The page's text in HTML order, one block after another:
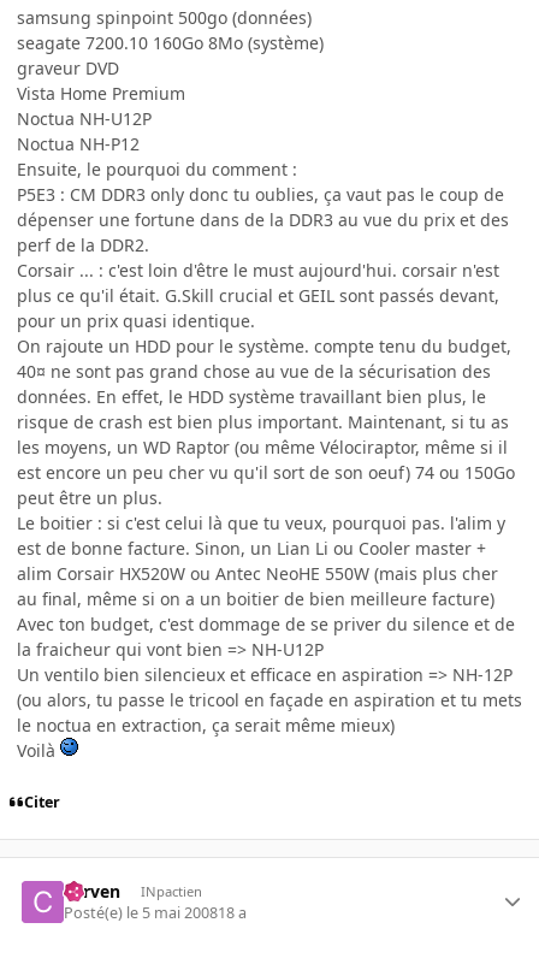
samsung spinpoint 500go (données)
seagate 7200.10 160Go 8Mo (système)
graveur DVD
Vista Home Premium
Noctua NH-U12P
Noctua NH-P12
Ensuite, le pourquoi du comment :
P5E3 : CM DDR3 only donc tu oublies, ça vaut pas le coup de
dépenser une fortune dans de la DDR3 au vue du prix et des
perf de la DDR2.
Corsair ... : c'est loin d'être le must aujourd'hui. corsair n'est
plus ce qu'il était. G.Skill crucial et GEIL sont passés devant,
pour un prix quasi identique.
On rajoute un HDD pour le système. compte tenu du budget,
40¤ ne sont pas grand chose au vue de la sécurisation des
données. En effet, le HDD système travaillant bien plus, le
risque de crash est bien plus important. Maintenant, si tu as
les moyens, un WD Raptor (ou même Vélociraptor, même si il
est encore un peu cher vu qu'il sort de son oeuf) 74 ou 150Go
peut être un plus.
Le boitier : si c'est celui là que tu veux, pourquoi pas. l'alim y
est de bonne facture. Sinon, un Lian Li ou Cooler master +
alim Corsair HX520W ou Antec NeoHE 550W (mais plus cher
au final, même si on a un boitier de bien meilleure facture)
Avec ton budget, c'est dommage de se priver du silence et de
la fraicheur qui vont bien => NH-U12P
Un ventilo bien silencieux et efficace en aspiration => NH-12P
(ou alors, tu passe le tricool en façade en aspiration et tu mets
le noctua en extraction, ça serait même mieux)
Voilà
Citer
corven INpactien
Posté(e) le 5 mai 200818 a